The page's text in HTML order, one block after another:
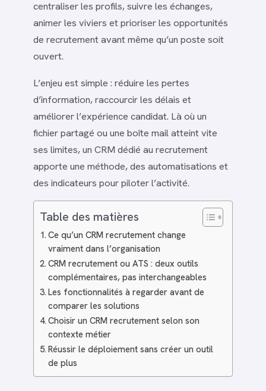
centraliser les profils, suivre les échanges,
animer les viviers et prioriser les opportunités
de recrutement avant même qu’un poste soit
ouvert.
L’enjeu est simple : réduire les pertes
d’information, raccourcir les délais et
améliorer l’expérience candidat. Là où un
fichier partagé ou une boîte mail atteint vite
ses limites, un CRM dédié au recrutement
apporte une méthode, des automatisations et
des indicateurs pour piloter l’activité.
Table des matières
Ce qu’un CRM recrutement change
vraiment dans l’organisation
CRM recrutement ou ATS : deux outils
complémentaires, pas interchangeables
Les fonctionnalités à regarder avant de
comparer les solutions
Choisir un CRM recrutement selon son
contexte métier
Réussir le déploiement sans créer un outil
de plus